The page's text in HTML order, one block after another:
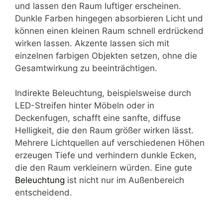
und lassen den Raum luftiger erscheinen.
Dunkle Farben hingegen absorbieren Licht und
können einen kleinen Raum schnell erdrückend
wirken lassen. Akzente lassen sich mit
einzelnen farbigen Objekten setzen, ohne die
Gesamtwirkung zu beeinträchtigen.
Indirekte Beleuchtung, beispielsweise durch
LED-Streifen hinter Möbeln oder in
Deckenfugen, schafft eine sanfte, diffuse
Helligkeit, die den Raum größer wirken lässt.
Mehrere Lichtquellen auf verschiedenen Höhen
erzeugen Tiefe und verhindern dunkle Ecken,
die den Raum verkleinern würden. Eine gute
Beleuchtung ist nicht nur im Außenbereich
entscheidend.